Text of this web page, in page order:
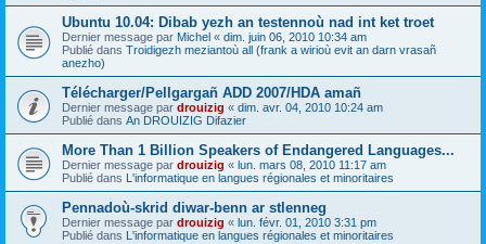
Ubuntu 10.04: Dibab yezh an testennoù nad int ket troet
Dernier message par Michel « dim. juin 06, 2010 10:34 am
Publié dans Troidigezh meziantoù all (frank a wirioù evit an darn vrasañ
anezho)
Télécharger/Pellgargañ ADD 2007/HDA amañ
Dernier message par drouizig « dim. avr. 04, 2010 10:24 am
Publié dans An DROUIZIG Difazier
More Than 1 Billion Speakers of Endangered Languages...
Dernier message par drouizig « lun. mars 08, 2010 11:17 am
Publié dans L'informatique en langues régionales et minoritaires
Pennadoù-skrid diwar-benn ar stlenneg
Dernier message par drouizig « lun. févr. 01, 2010 3:31 pm
Publié dans L'informatique en langues régionales et minoritaires